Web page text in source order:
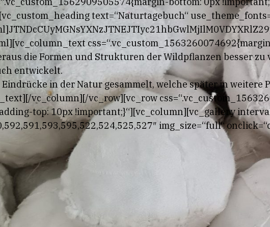
text=“Naturtagebuch“
die Formen und Strukturen der Wildpflanzen besser zu
entwickelt.
in der Natur gesammelt, welche später in weitere
vc_column][/vc_row][vc_row
top: 10px !important;}“][vc_column][vc_gallery
img_size=“full“